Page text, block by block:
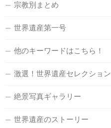
宗教別まとめ
世界遺産第一号
他のキーワードはこちら！
激選！世界遺産セレクション
絶景写真ギャラリー
世界遺産のストーリー